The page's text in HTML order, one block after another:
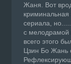
Жаня. Вот
сериала,
с мелодрамой
всего этого
Цзин Бо Жань